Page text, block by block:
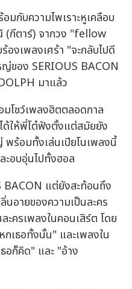
กับความไพเราะหูเคลือบ
(กีตาร์) จากวง "fellow
งเพลงเศร้า "จะกลับไปดี
ญ่ของ SERIOUS BACON
มาแล้ว
โชว์เพลงฮิตตลอดกาล
ด้ให้พี่โต๋ฟังตั้งแต่สมัยยัง
ร้อมทั้งเล่นเปียโนเพลงนี้
ะอบอุ่นไปทั้งฮอล
BACON แต่ยังสะท้อนถึง
อายของความเป็นละคร
ครเพลงในคอนเสิร์ต โดย
เธอทั้งนั้น" และเพลงใน
อก็คิด" และ "อ้าง